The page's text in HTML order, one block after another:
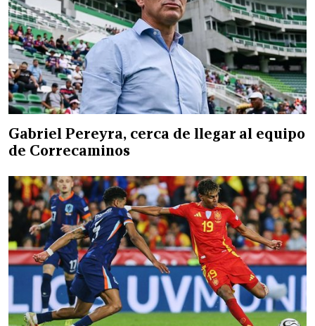
Gabriel Pereyra, cerca de llegar al equipo
de Correcaminos